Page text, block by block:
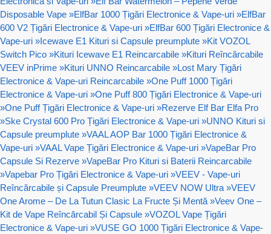
Disposable Vape »ElfBar 1000 Țigări Electronice & Vape-uri »ElfBar
600 V2 Țigări Electronice & Vape-uri »ElfBar 600 Țigări Electronice &
Vape-uri »Icewave E1 Kituri si Capsule preumplute »Kit VOZOL
Switch Pico »Kituri Icewave E1 Reincarcabile »Kituri Reîncărcabile
VEEV inPrime »Kituri UNNO Reincarcabile »Lost Mary Țigări
Electronice & Vape-uri Reincarcabile »One Puff 1000 Țigări
Electronice & Vape-uri »One Puff 800 Țigări Electronice & Vape-uri
»One Puff Țigări Electronice & Vape-uri »Rezerve Elf Bar Elfa Pro
»Ske Crystal 600 Pro Țigări Electronice & Vape-uri »UNNO Kituri si
Capsule preumplute »VAAL AOP Bar 1000 Țigări Electronice &
Vape-uri »VAAL Vape Țigări Electronice & Vape-uri »VapeBar Pro
Capsule Si Rezerve »VapeBar Pro Kituri si Baterii Reincarcabile
»Vapebar Pro Țigări Electronice & Vape-uri »VEEV - Vape-uri
Reîncărcabile și Capsule Preumplute »VEEV NOW Ultra »VEEV
One Arome – De La Tutun Clasic La Fructe Și Mentă »Veev One –
Kit de Vape Reîncărcabil Și Capsule »VOZOL Vape Țigări
Electronice & Vape-uri »VUSE GO 1000 Țigări Electronice & Vape-